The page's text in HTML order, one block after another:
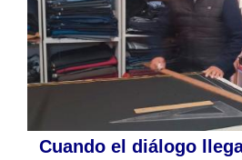
Cuando el diálogo